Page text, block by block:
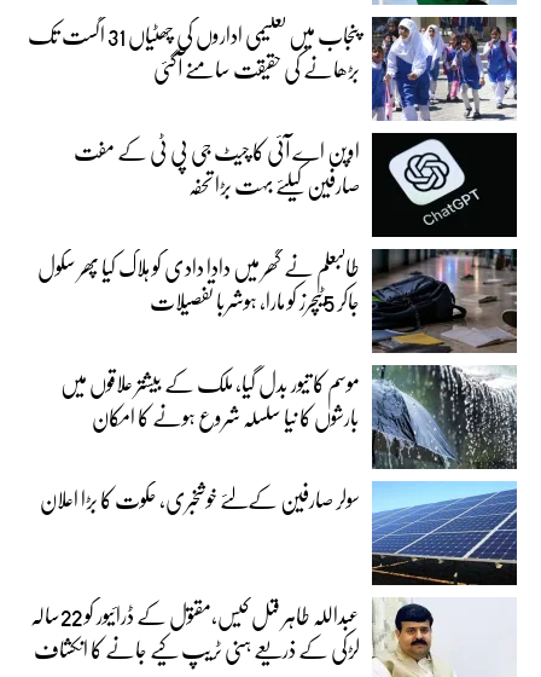
پنجاب میں تعلیمی اداروں کی چھٹیاں 31 اگست تک
بڑھانے کی حقیقت سامنے آگئی
اوپن اے آئی کا چیٹ جی پی ٹی کے مفت
صارفین کیلئے بہت بڑا تحفہ
طالبعلم نے گھر میں دادا دادی کو ہلاک کیا پھر سکول
جاکر 5ٹیچرز کو مارا، ہوشربا تفصیلات
موسم کا تیور بدل گیا، ملک کے بیشتر علاقوں میں
بارشوں کا نیا سلسلہ شروع ہونے کا امکان
سولر صارفین کےلئے خوشخبری، حکوت کا بڑا اعلان
عبداللہ طاہر قتل کیس،مقتول کے ڈرائیور کو 22سالہ
لڑکی کے ذریعے ہنی ٹریپ کیے جانے کا انکشاف